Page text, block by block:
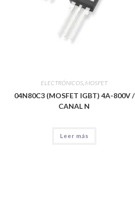
ELECTRÓNICOS, MOSFET
04N80C3 (MOSFET IGBT) 4A-800V /
CANAL N
Leer más